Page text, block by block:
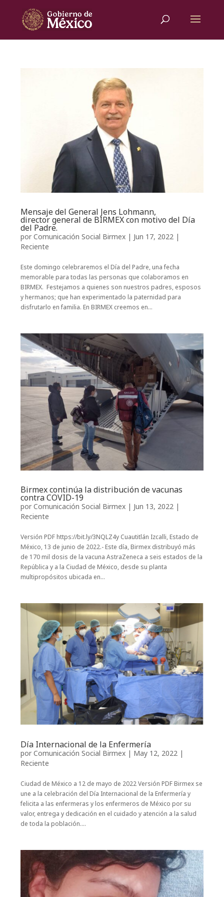
Mensaje del General Jens Lohmann,
director general de BIRMEX con motivo del Día
del Padre.
porComunicación Social Birmex | Jun 17, 2022 |
Reciente
Este domingo celebraremos el Día del Padre, una fecha
memorable para todas las personas que colaboramos en
BIRMEX. Festejamos a quienes son nuestros padres, esposos
y hermanos; que han experimentado la paternidad para
disfrutarlo en familia. En BIRMEX creemos en...
Birmex continúa la distribución de vacunas
contra COVID-19
porComunicación Social Birmex | Jun 13, 2022 |
Reciente
Versión PDF https://bit.ly/3NQLZ4y Cuautitlán Izcalli, Estado de
México, 13 de junio de 2022.- Este día, Birmex distribuyó más
de 170 mil dosis de la vacuna AstraZeneca a seis estados de la
República y a la Ciudad de México, desde su planta
multipropósitos ubicada en...
Día Internacional de la Enfermería
porComunicación Social Birmex | May 12, 2022 |
Reciente
Ciudad de México a 12 de mayo de 2022 Versión PDF Birmex se
une a la celebración del Día Internacional de la Enfermería y
felicita a las enfermeras y los enfermeros de México por su
valor, entrega y dedicación en el cuidado y atención a la salud
de toda la población....